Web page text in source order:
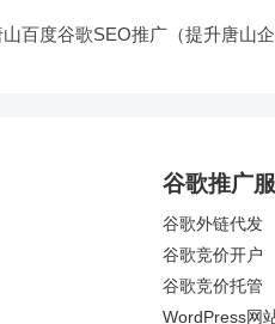
山百度谷歌SEO推广（提升唐山
谷歌推广
谷歌外链代发
谷歌竞价开户
谷歌竞价托管
WordPress网